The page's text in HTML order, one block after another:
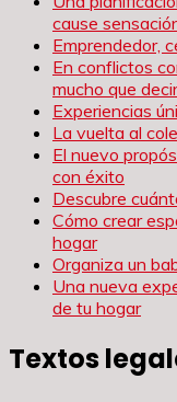
cause
Emprendedor,
En conflictos
mucho que decir
Experiencias
La vuelta al
El nuevo
con éxito
Descubre
Cómo crear
hogar
Organiza un
Una nueva
de tu hogar
Textos